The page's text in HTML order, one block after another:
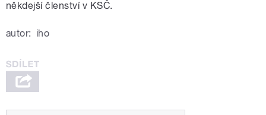
někdejší členství v KSČ.
autor: iho